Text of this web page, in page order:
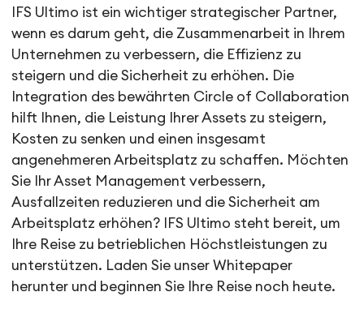
IFS Ultimo ist ein wichtiger strategischer Partner,
wenn es darum geht, die Zusammenarbeit in Ihrem
Unternehmen zu verbessern, die Effizienz zu
steigern und die Sicherheit zu erhöhen. Die
Integration des bewährten Circle of Collaboration
hilft Ihnen, die Leistung Ihrer Assets zu steigern,
Kosten zu senken und einen insgesamt
angenehmeren Arbeitsplatz zu schaffen. Möchten
Sie Ihr Asset Management verbessern,
Ausfallzeiten reduzieren und die Sicherheit am
Arbeitsplatz erhöhen? IFS Ultimo steht bereit, um
Ihre Reise zu betrieblichen Höchstleistungen zu
unterstützen. Laden Sie unser Whitepaper
herunter und beginnen Sie Ihre Reise noch heute.